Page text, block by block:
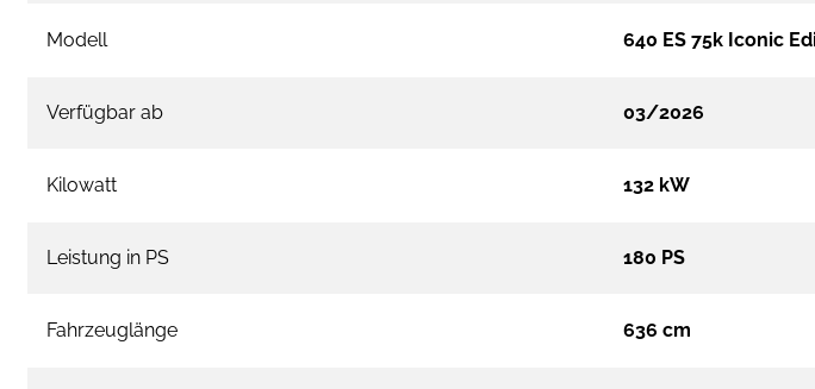
Modell 640 ES 75k Iconic
Verfügbar ab 03/2026
Kilowatt 132 kW
Leistung in PS 180 PS
Fahrzeuglänge 636 cm